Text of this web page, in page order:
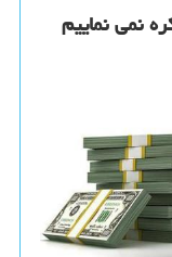
نمی نماییم